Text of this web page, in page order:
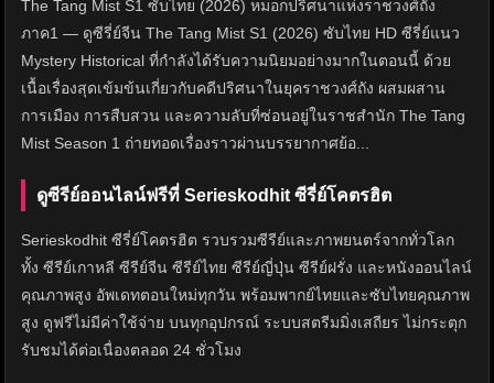
The Tang Mist S1 ซับไทย (2026) หมอกปริศนาแห่งราชวงศ์ถัง
ภาค1 — ดูซีรี่ย์จีน The Tang Mist S1 (2026) ซับไทย HD ซีรี่ย์แนว
Mystery Historical ที่กำลังได้รับความนิยมอย่างมากในตอนนี้ ด้วย
เนื้อเรื่องสุดเข้มข้นเกี่ยวกับคดีปริศนาในยุคราชวงศ์ถัง ผสมผสาน
การเมือง การสืบสวน และความลับที่ซ่อนอยู่ในราชสำนัก The Tang
Mist Season 1 ถ่ายทอดเรื่องราวผ่านบรรยากาศย้อ...
ดูซีรีย์ออนไลน์ฟรีที่ Serieskodhit ซีรี่ย์โคตรฮิต
Serieskodhit ซีรี่ย์โคตรฮิต รวบรวมซีรีย์และภาพยนตร์จากทั่วโลก
ทั้ง ซีรีย์เกาหลี ซีรีย์จีน ซีรีย์ไทย ซีรีย์ญี่ปุ่น ซีรีย์ฝรั่ง และหนังออนไลน์
คุณภาพสูง อัพเดทตอนใหม่ทุกวัน พร้อมพากย์ไทยและซับไทยคุณภาพ
สูง ดูฟรีไม่มีค่าใช้จ่าย บนทุกอุปกรณ์ ระบบสตรีมมิ่งเสถียร ไม่กระตุก
รับชมได้ต่อเนื่องตลอด 24 ชั่วโมง